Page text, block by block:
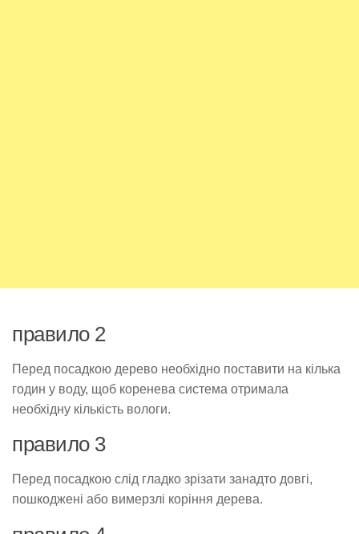
правило 2
Перед посадкою дерево необхідно поставити на кілька
годин у воду, щоб коренева система отримала
необхідну кількість вологи.
правило 3
Перед посадкою слід гладко зрізати занадто довгі,
пошкоджені або вимерзлі коріння дерева.